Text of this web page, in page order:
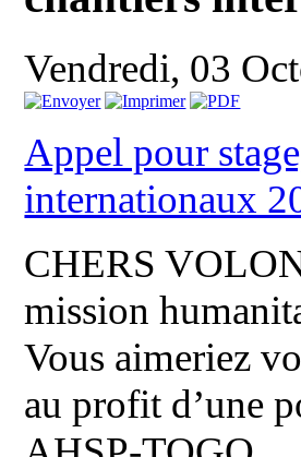
Vendredi, 03
Appel pour
internationaux
CHERS
mission
Vous aimeriez
au profit d’une